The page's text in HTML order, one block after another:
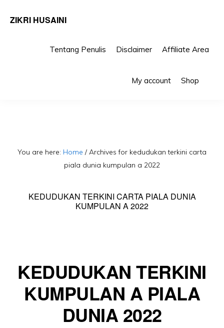
ZIKRI HUSAINI
Tentang Penulis Disclaimer Affiliate Area
My account Shop
You are here: Home / Archives for kedudukan terkini carta
piala dunia kumpulan a 2022
KEDUDUKAN TERKINI CARTA PIALA DUNIA
KUMPULAN A 2022
KEDUDUKAN TERKINI
KUMPULAN A PIALA
DUNIA 2022